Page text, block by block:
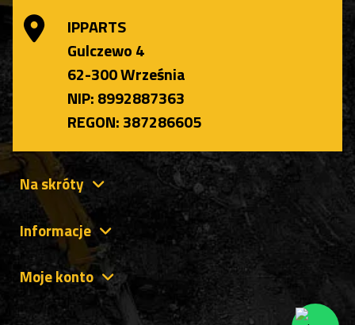
IPPARTS
Gulczewo 4
62-300 Września
NIP: 8992887363
REGON: 387286605
Na skróty
Informacje
Moje konto